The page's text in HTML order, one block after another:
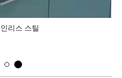
리스 스틸